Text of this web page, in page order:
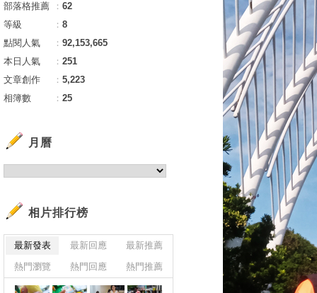
部落格推薦 ： 62
等級
： 8
點閱人氣
： 92,153,665
本日人氣
： 251
文章創作
： 5,223
相簿數
： 25
月曆
相片排行榜
最新發表 最新回應
最新推薦
熱門瀏覽
熱門回應 熱門推薦